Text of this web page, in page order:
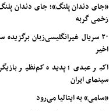
«جای دندان پلنگ»؛ جای دندان
زخمی گربه
۲۰ سریال غیرانگلیسی‌زبان
اخیر
اکبر عبدی؛ پدیده کم‌نظیر
سینمای ایران
«سامی» به ایتالیا می‌رود